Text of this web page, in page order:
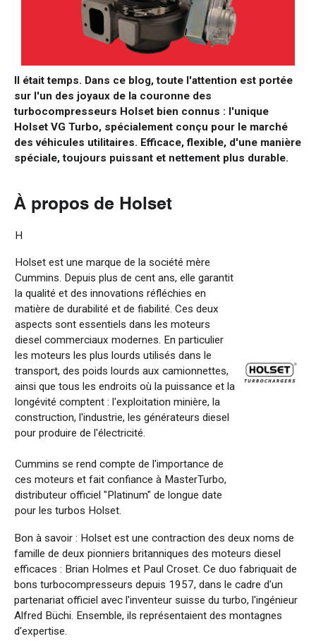
Il était temps. Dans ce blog,toute l'attention est portée
sur l'un des joyaux de la couronne des
turbocompresseurs Holset bien connus : l'unique
Holset VG Turbo, spécialement conçu pour le marché
desvéhicules utilitaires. Efficace,flexible, d'une manière
spéciale,toujours puissant et nettement plus durable.
À propos de Holset
H
Holset est une marque de la société mère
Cummins. Depuis plus de cent ans, elle garantit
la qualité et des innovations réfléchies en
matière de durabilité et de fiabilité. Ces deux
aspects sont essentiels dans les moteurs
diesel commerciaux modernes. En particulier
les moteurs les plus lourds utilisés dans le
transport, des poids lourds aux camionnettes,
ainsi que tous les endroits où la puissance et la
longévité comptent : l'exploitation minière, la
construction, l'industrie, les générateurs diesel
pour produire de l'électricité.
Cummins se rend compte de l'importance de
ces moteurs et fait confiance à MasterTurbo,
distributeur officiel "Platinum" de longue date
pour les turbos Holset.
Bon à savoir : Holset est une contraction des deux noms de
famille de deux pionniers britanniques des moteurs diesel
efficaces : Brian Holmes et Paul Croset. Ce duo fabriquait de
bons turbocompresseurs depuis 1957, dans le cadre d'un
partenariat officiel avec l'inventeur suisse du turbo, l'ingénieur
Alfred Büchi. Ensemble, ils représentaient des montagnes
d'expertise.